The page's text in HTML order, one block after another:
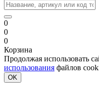
0
0
0
Корзина
Продолжая использовать
использования файлов
OK